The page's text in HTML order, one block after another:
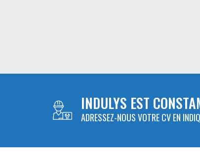
INDULYS EST
ADRESSEZ-NOUS VOTRE CV EN